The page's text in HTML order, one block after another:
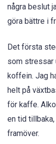
några beslut
göra bättre i
Det första
som stressar
koffein. Jag
helt på
för kaffe.
en tid
framöver.